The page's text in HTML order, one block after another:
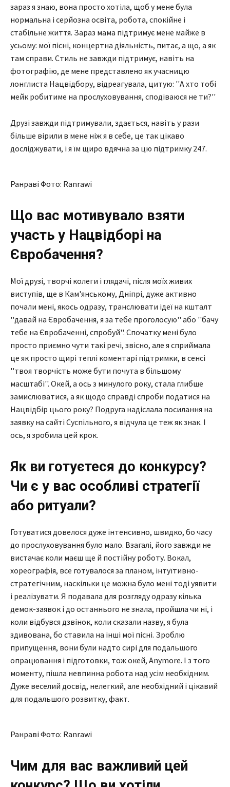
зараз я знаю, вона просто хотіла, щоб у мене була
нормальна і серйозна освіта, робота, спокійне і
стабільне життя. Зараз мама підтримує мене майже в
усьому: мої пісні, концертна діяльність, питає, а що, а як
там справи. Стиль не завжди підтримує, навіть на
фотографію, де мене представлено як учасницю
лонглиста Нацвідбору, відреагувала, цитую: ''А хто тобі
мейк робитиме на прослуховування, сподіваюся не ти?''
Друзі завжди підтримували, здається, навіть у рази
більше вірили в мене ніж я в себе, це так цікаво
досліджувати, і я їм щиро вдячна за цю підтримку 247.
Ранраві Фото: Ranrawi
Що вас мотивувало взяти
участь у Нацвідборі на
Євробачення?
Мої друзі, творчі колеги і глядачі, після моїх живих
виступів, ще в Кам'янському, Дніпрі, дуже активно
почали мені, якось одразу, транслювати ідеї на кшталт
''давай на Євробачення, я за тебе проголосую'' або ''бачу
тебе на Євробаченні, спробуй''. Спочатку мені було
просто приємно чути такі речі, звісно, але я сприймала
це як просто щирі теплі коментарі підтримки, в сенсі
''твоя творчість може бути почута в більшому
масштабі''. Окей, а ось з минулого року, стала глибше
замислюватися, а як щодо справді спроби податися на
Нацвідбір цього року? Подруга надіслала посилання на
заявку на сайті Суспільного, я відчула це теж як знак. І
ось, я зробила цей крок.
Як ви готуєтеся до конкурсу?
Чи є у вас особливі стратегії
або ритуали?
Готуватися довелося дуже інтенсивно, швидко, бо часу
до прослуховування було мало. Взагалі, його завжди не
вистачає коли маєш ще й постійну роботу. Вокал,
хореографія, все готувалося за планом, інтуїтивно-
стратегічним, наскільки це можна було мені тоді уявити
і реалізувати. Я подавала для розгляду одразу кілька
демок-заявок і до останнього не знала, пройшла чи ні, і
коли відбувся дзвінок, коли сказали назву, я була
здивована, бо ставила на інші мої пісні. Зроблю
припущення, вони були надто сирі для подальшого
опрацювання і підготовки, тож окей, Anymore. І з того
моменту, пішла невпинна робота над усім необхідним.
Дуже веселий досвід, нелегкий, але необхідний і цікавий
для подальшого розвитку, факт.
Ранраві Фото: Ranrawi
Чим для вас важливий цей